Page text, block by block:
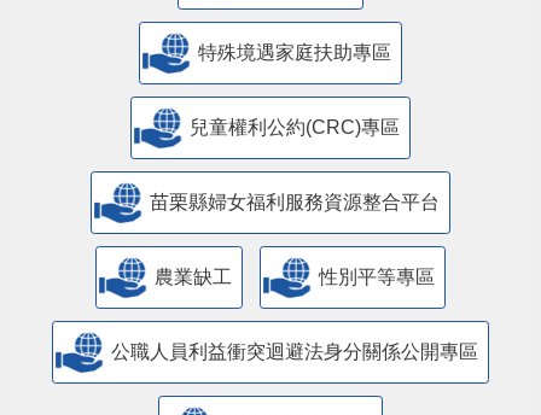
特殊境遇家庭扶助專區
兒童權利公約(CRC)專區
苗栗縣婦女福利服務資源整合平台
農業缺工 性別平等專區
公職人員利益衝突迴避法身分關係公開專區